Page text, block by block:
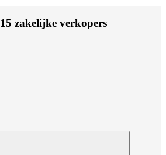
zakelijke verkopers